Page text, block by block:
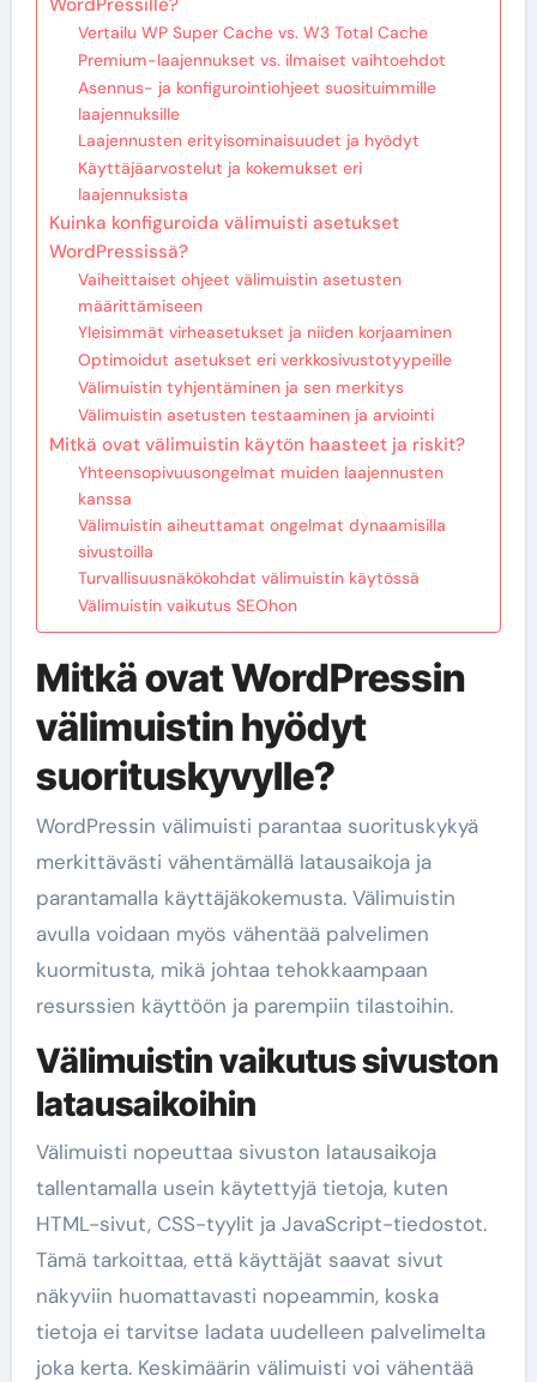
Vertailu WP Super Cache vs. W3 Total Cache
Premium-laajennukset vs. ilmaiset vaihtoehdot
Asennus- ja konfigurointiohjeet suosituimmille
laajennuksille
Laajennusten erityisominaisuudet ja hyödyt
Käyttäjäarvostelut ja kokemukset eri
laajennuksista
Kuinka konfiguroida välimuisti asetukset
WordPressissä?
Vaiheittaiset ohjeet välimuistin asetusten
määrittämiseen
Yleisimmät virheasetukset ja niiden korjaaminen
Optimoidut asetukset eri verkkosivustotyypeille
Välimuistin tyhjentäminen ja sen merkitys
Välimuistin asetusten testaaminen ja arviointi
Mitkä ovat välimuistin käytön haasteet ja riskit?
Yhteensopivuusongelmat muiden laajennusten
kanssa
Välimuistin aiheuttamat ongelmat dynaamisilla
sivustoilla
Turvallisuusnäkökohdat välimuistin käytössä
Välimuistin vaikutus SEOhon
Mitkä ovat WordPressin
välimuistin hyödyt
suorituskyvylle?
WordPressin välimuisti parantaa suorituskykyä
merkittävästi vähentämällä latausaikoja ja
parantamalla käyttäjäkokemusta. Välimuistin
avulla voidaan myös vähentää palvelimen
kuormitusta, mikä johtaa tehokkaampaan
resurssien käyttöön ja parempiin tilastoihin.
Välimuistin vaikutus sivuston
latausaikoihin
Välimuisti nopeuttaa sivuston latausaikoja
tallentamalla usein käytettyjä tietoja, kuten
HTML-sivut, CSS-tyylit ja JavaScript-tiedostot.
Tämä tarkoittaa, että käyttäjät saavat sivut
näkyviin huomattavasti nopeammin, koska
tietoja ei tarvitse ladata uudelleen palvelimelta
joka kerta. Keskimäärin välimuisti voi vähentää